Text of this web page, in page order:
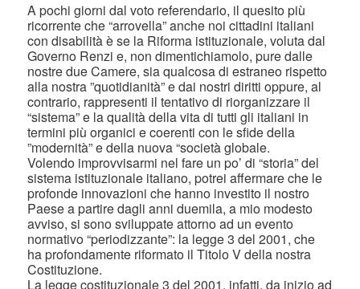
A pochi giorni dal voto referendario, il quesito più
ricorrente che “arrovella” anche noi cittadini italiani
con disabilità è se la Riforma istituzionale, voluta dal
Governo Renzi e, non dimentichiamolo, pure dalle
nostre due Camere, sia qualcosa di estraneo rispetto
alla nostra ”quotidianità” e dai nostri diritti oppure, al
contrario, rappresenti il tentativo di riorganizzare il
“sistema” e la qualità della vita di tutti gli italiani in
termini più organici e coerenti con le sfide della
”modernità” e della nuova “società globale.
Volendo improvvisarmi nel fare un po’ di “storia” del
sistema istituzionale italiano, potrei affermare che le
profonde innovazioni che hanno investito il nostro
Paese a partire dagli anni duemila, a mio modesto
avviso, si sono sviluppate attorno ad un evento
normativo “periodizzante”: la legge 3 del 2001, che
ha profondamente riformato il Titolo V della nostra
Costituzione.
La legge costituzionale 3 del 2001, infatti, da inizio ad